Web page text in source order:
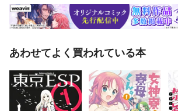
あわせてよく買われている本